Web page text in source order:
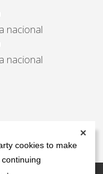
cookies to make
✕
nacional
nacional